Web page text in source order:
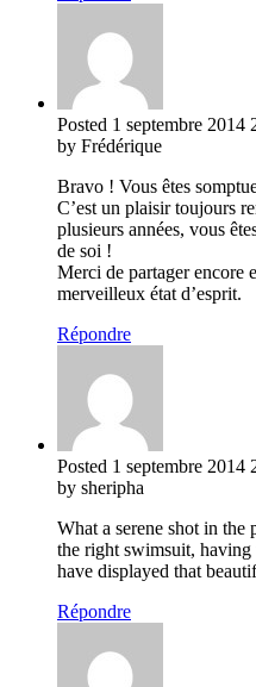
Posted 1 septembre 2014
by Frédérique
Bravo ! Vous êtes
C’est un plaisir toujours
plusieurs années, vous
de soi !
Merci de partager encore
merveilleux état d’esprit.
Répondre
Posted 1 septembre 2014
by sheripha
What a serene shot in
the right swimsuit, having
have displayed that
Répondre